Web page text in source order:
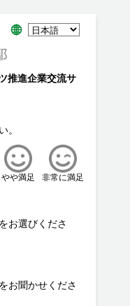
推進企業交流サ
やや満足 非常に満足
お選びくださ
お聞かせくださ